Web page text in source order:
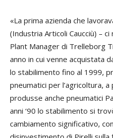
«La prima azienda che
(Industria Articoli Caucciù) – ci
Plant Manager di Trelleborg
anno in cui venne acquistata
lo stabilimento fino al 1999,
pneumatici per l’agricoltura,
produsse anche pneumatici
anni ‘90 lo stabilimento si
cambiamento significativo,